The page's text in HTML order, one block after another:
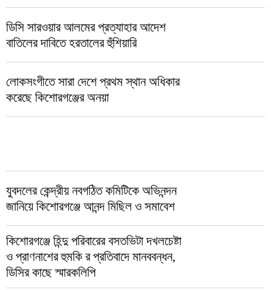
ডিসি সারওয়ার আলমের প্রত্যাহার আদেশ
বাতিলের দাবিতে হরতালের হুঁশিয়ারি
লোকসংগীতে সারা দেশে প্রথম স্থান অধিকার
করেছে কিশোরগঞ্জের অনয়া
যুবদলের কেন্দ্রীয় নবগঠিত কমিটিকে অভিনন্দন
জানিয়ে কিশোরগঞ্জে আনন্দ মিছিল ও সমাবেশ
কিশোরগঞ্জে হিন্দু পরিবারের বসতভিটা দখলচেষ্টা
ও প্রাণনাশের হুমকি র প্রতিবাদে মানববন্ধন,
ডিসির কাছে স্মারকলিপি